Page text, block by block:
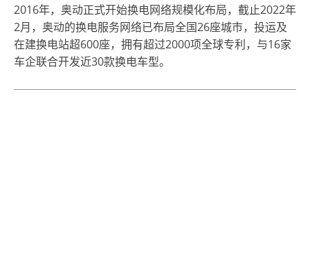
2016年，奥动正式开始换电网络规模化布局，截止2022年
2月，奥动的换电服务网络已布局全国26座城市，投运及
在建换电站超600座， 拥有超过2000项全球专利，与16家
车企联合开发近30款换电车型。